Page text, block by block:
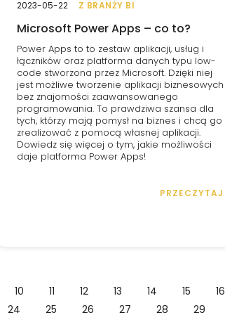
Z BRANŻY BI
Microsoft Power Apps – co to?
Power Apps to to zestaw aplikacji, usług i
łączników oraz platforma danych typu low-
code stworzona przez Microsoft. Dzięki niej
jest możliwe tworzenie aplikacji biznesowych
bez znajomości zaawansowanego
programowania. To prawdziwa szansa dla
tych, którzy mają pomysł na biznes i chcą go
zrealizować z pomocą własnej aplikacji.
Dowiedz się więcej o tym, jakie możliwości
daje platforma Power Apps!
PRZECZYTAJ
2023-05-22
10 11 12 13 14 15
16
24 25 26 27 28 29